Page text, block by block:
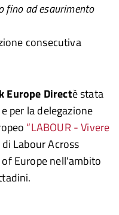
fino ad esaurimento
consecutiva
Europe Directè stata
per la delegazione
“LABOUR - Vivere
Labour Across
Europe nell'ambito